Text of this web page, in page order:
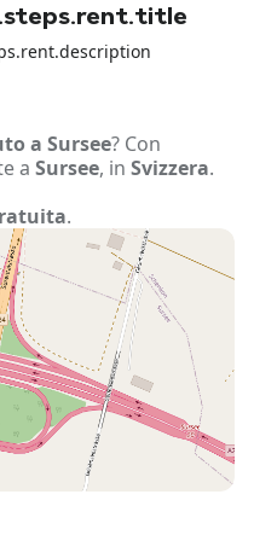
a Sursee? Con
a Sursee, in Svizzera.
.